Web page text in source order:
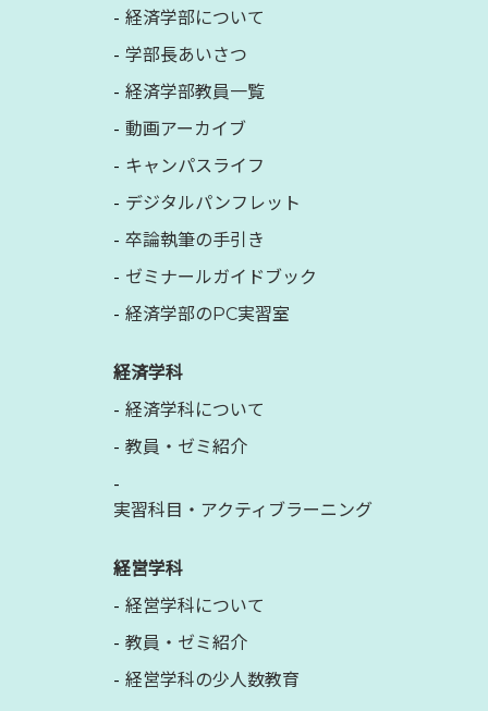
経済学部について
学部長あいさつ
経済学部教員一覧
動画アーカイブ
キャンパスライフ
デジタルパンフレット
卒論執筆の手引き
ゼミナールガイドブック
経済学部のPC実習室
経済学科
経済学科について
教員・ゼミ紹介
実習科目・アクティブラーニング
経営学科
経営学科について
教員・ゼミ紹介
経営学科の少人数教育